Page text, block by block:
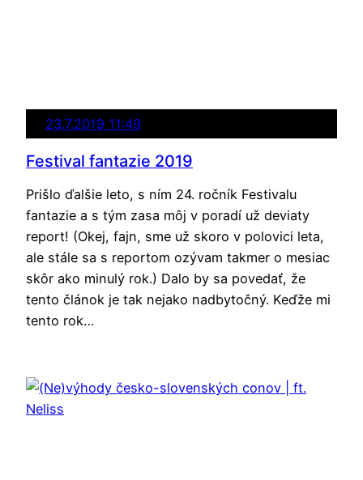
23.7.2019 11:49
Festival fantazie 2019
Prišlo ďalšie leto, s ním 24. ročník Festivalu
fantazie a s tým zasa môj v poradí už deviaty
report! (Okej, fajn, sme už skoro v polovici leta,
ale stále sa s reportom ozývam takmer o mesiac
skôr ako minulý rok.) Dalo by sa povedať, že
tento článok je tak nejako nadbytočný. Keďže mi
tento rok…